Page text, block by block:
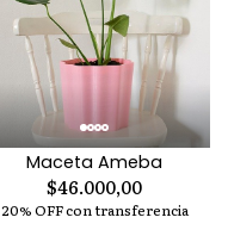
Maceta Ameba
$46.000,00
20% OFF con transferencia